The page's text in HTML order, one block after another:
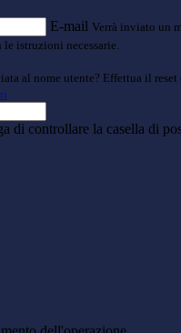
E-mail Verrà inviato un
istruzioni necessarie.
al nome utente? Effettua il reset
di controllare la casella di